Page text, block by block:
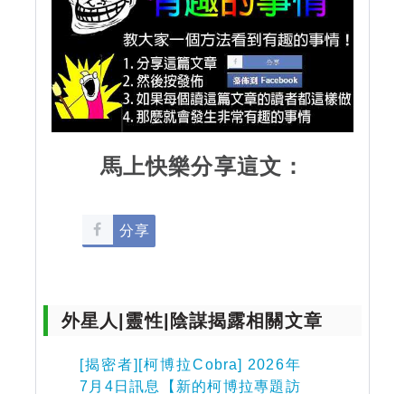
馬上快樂分享這文：
分享
外星人|靈性|陰謀揭露相關文章
[揭密者][柯博拉Cobra] 2026年
7月4日訊息【新的柯博拉專題訪